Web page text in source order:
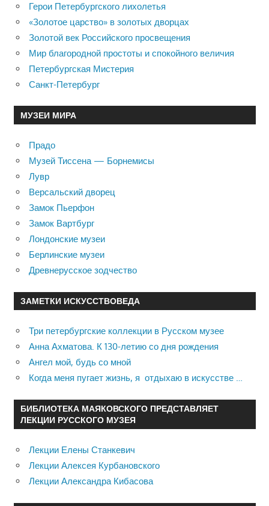
Герои Петербургского лихолетья
«Золотое царство» в золотых дворцах
Золотой век Российского просвещения
Мир благородной простоты и спокойного величия
Петербургская Мистерия
Санкт-Петербург
МУЗЕИ МИРА
Прадо
Музей Тиссена — Борнемисы
Лувр
Версальский дворец
Замок Пьерфон
Замок Вартбург
Лондонские музеи
Берлинские музеи
Древнерусское зодчество
ЗАМЕТКИ ИСКУССТВОВЕДА
Три петербургские коллекции в Русском музее
Анна Ахматова. К 130-летию со дня рождения
Ангел мой, будь со мной
Когда меня пугает жизнь, я отдыхаю в искусстве …
БИБЛИОТЕКА МАЯКОВСКОГО ПРЕДСТАВЛЯЕТ
ЛЕКЦИИ РУССКОГО МУЗЕЯ
Лекции Елены Станкевич
Лекции Алексея Курбановского
Лекции Александра Кибасова